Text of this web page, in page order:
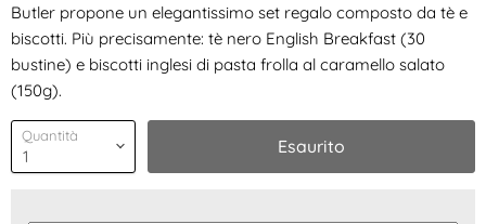
Butler propone un elegantissimo set regalo composto da tè e
biscotti. Più precisamente: tè nero English Breakfast (30
bustine) e biscotti inglesi di pasta frolla al caramello salato
(150g).
Quantità
Esaurito